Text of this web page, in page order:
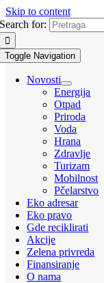
Skip to content
Search for:
Toggle Navigation
Novosti
Energija
Otpad
Priroda
Voda
Hrana
Zdravlje
Turizam
Mobilnost
Pčelarstvo
Eko adresar
Eko pravo
Gde reciklirati
Akcije
Zelena privreda
Finansiranje
O nama